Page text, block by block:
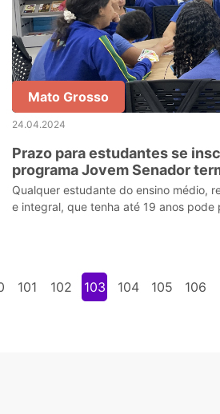
Mato Grosso
24.04.2024
Prazo para estudantes se
programa Jovem Senador
Qualquer estudante do ensino médio,
e integral, que tenha até 19 anos pode
101 102 103 104 105 106